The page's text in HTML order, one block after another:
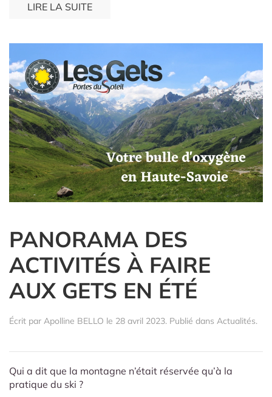
LIRE LA SUITE
PANORAMA DES
ACTIVITÉS À FAIRE
AUX GETS EN ÉTÉ
Écrit par Apolline BELLO le 28 avril 2023. Publié dans Actualités.
Qui a dit que la montagne n’était réservée qu’à la
pratique du ski ?